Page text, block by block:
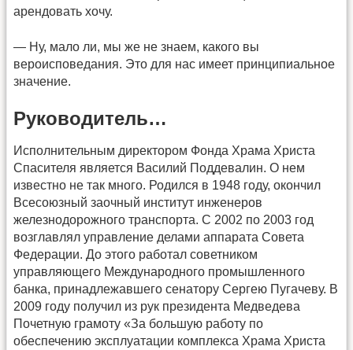
арендовать хочу.
— Ну, мало ли, мы же не знаем, какого вы
вероисповедания. Это для нас имеет принципиальное
значение.
Руководитель…
Исполнительным директором Фонда Храма Христа
Спасителя является Василий Поддевалин. О нем
известно не так много. Родился в 1948 году, окончил
Всесоюзный заочный институт инженеров
железнодорожного транспорта. С 2002 по 2003 год
возглавлял управление делами аппарата Совета
Федерации. До этого работал советником
управляющего Международного промышленного
банка, принадлежавшего сенатору Сергею Пугачеву. В
2009 году получил из рук президента Медведева
Почетную грамоту «За большую работу по
обеспечению эксплуатации комплекса Храма Христа